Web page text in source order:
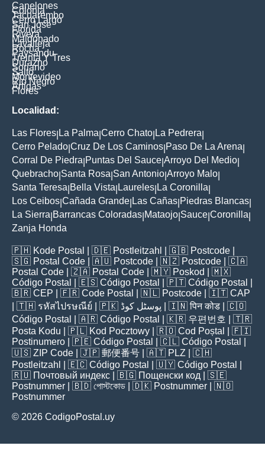
Canelones
Colonia
Tacuarembo
Cerro Largo
San Jose
Florida
Rivera
Maldonado
Lavalleja
Rocha
Paysandu
Treinta Y Tres
Durazno
Soriano
Salto
Montevideo
Rio Negro
Artigas
Flores
Localidad:
Las Flores La Palma Cerro Chato La Pedrera
Cerro Pelado Cruz De Los Caminos Paso De La Arena
Corral De Piedra Puntas Del Sauce Arroyo Del Medio
Quebracho Santa Rosa San Antonio Arroyo Malo
Santa Teresa Bella Vista Laureles La Coronilla
Los Ceibos Cañada Grande Las Cañas Piedras Blancas
La Sierra Barrancas Coloradas Mataojo Sauce Coronilla
Zanja Honda
🇵🇭 Kode Postal | 🇩🇪 Postleitzahl | 🇬🇧 Postcode
🇸🇬 Postal Code | 🇦🇺 Postcode | 🇳🇿 Postcode | 🇨🇦
Postal Code | 🇿🇦 Postal Code | 🇲🇾 Poskod
| 🇲🇽
Código Postal
| 🇪🇸 Código Postal | 🇵🇹 Código Postal
🇧🇷 CEP | 🇫🇷 Code Postal | 🇳🇱 Postcode | 🇮🇹 CAP
| 🇹🇭 รหัสไปรษณีย์ | 🇵🇰 پوسٹل کوڈ | 🇮🇳पिन कोड | 🇨🇴
Código Postal
| 🇦🇷 Código Postal | 🇰🇷 우편번호
| 🇹🇷
Posta Kodu | 🇵🇱 Kod Pocztowy | 🇷🇴 Cod Poștal
| 🇫🇮
Postinumero | 🇵🇪 Código Postal | 🇨🇱 Código Postal
🇺🇸 ZIP Code | 🇯🇵 郵便番号 | 🇦🇹 PLZ | 🇨🇭
Postleitzahl
| 🇪🇨 Código Postal | 🇺🇾 Código Postal
🇷🇺 Почтовый индекс | 🇧🇬 Пощенски код | 🇸🇪
Postnummer | 🇧🇩 পোস্টকোড | 🇩🇰 Postnummer | 🇳🇴
Postnummer
© 2026 CodigoPostal.uy